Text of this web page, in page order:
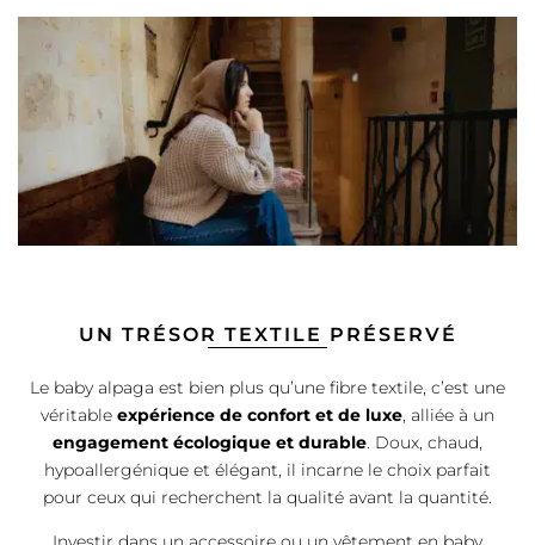
UN TRÉSOR TEXTILE PRÉSERVÉ
Le baby alpaga est bien plus qu’une fibre textile, c’est une
véritable expérience de confort et de luxe, alliée à un
engagement écologique et durable. Doux, chaud,
hypoallergénique et élégant, il incarne le choix parfait
pour ceux qui recherchent la qualité avant la quantité.